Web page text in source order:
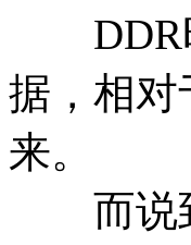
DDR时
据，相对
来。
而说到